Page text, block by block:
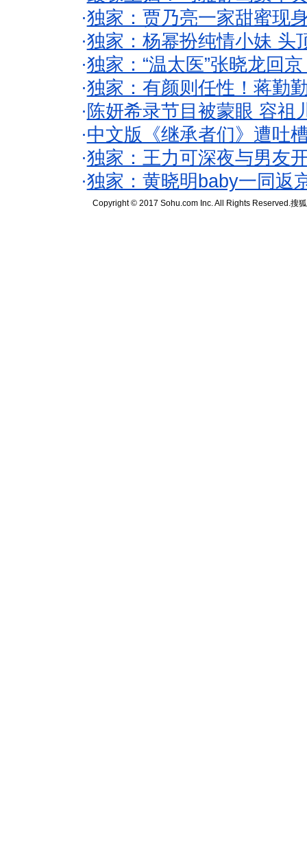
·独家：贾乃亮一家甜蜜现
·独家：杨幂扮纯情小妹 头
·独家：“温太医”张晓龙回
·独家：有颜则任性！蒋勤
· 陈妍希录节目被蒙眼 容祖
·中文版《继承者们》遭吐
·独家：王力可深夜与男友
·独家：黄晓明baby一同返
Copyright © 2017 Sohu.com Inc. All Rights Reserved.搜